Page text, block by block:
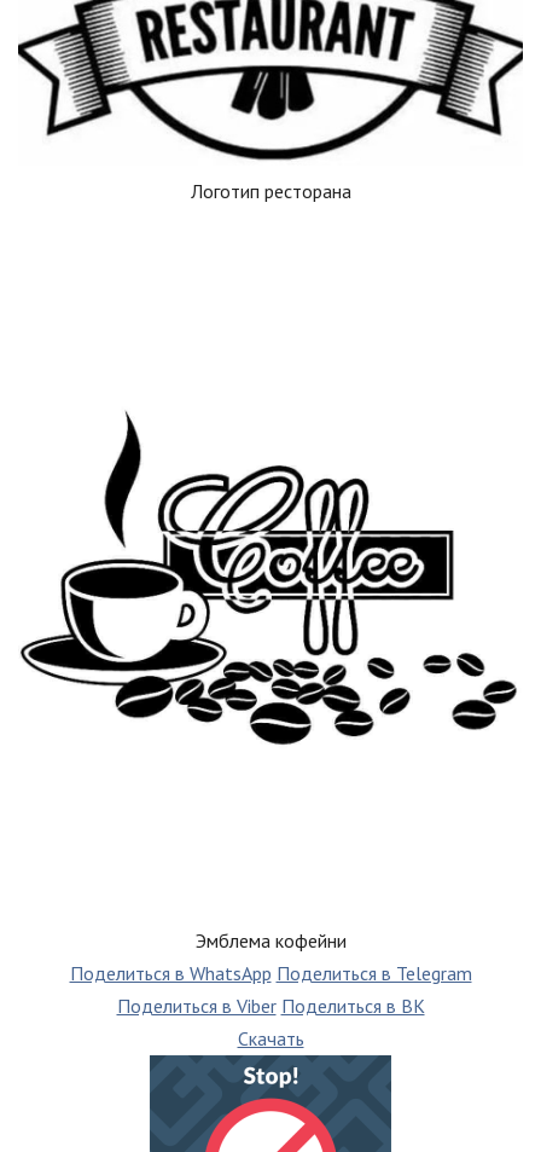
Логотип ресторана
Эмблема кофейни
Поделиться в WhatsApp Поделиться в Telegram
Поделиться в Viber Поделиться в ВК
Скачать